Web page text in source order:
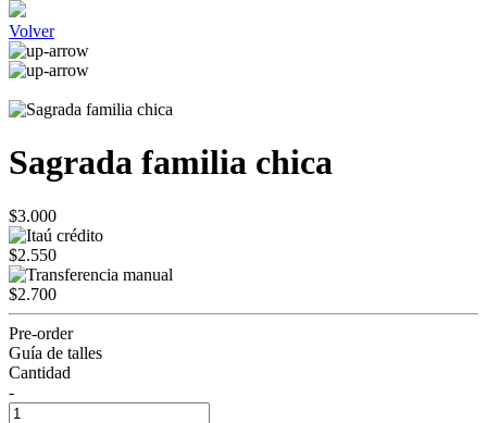
Volver
Sagrada familia chica
$3.000
$2.550
$2.700
Pre-order
Guía de talles
Cantidad
-